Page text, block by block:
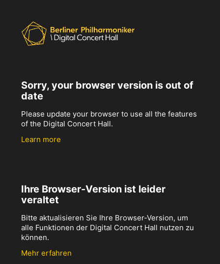
Sorry, your browser version is out of
date
Please update your browser to use all the features
of the Digital Concert Hall.
Learn more
Ihre Browser-Version ist leider
veraltet
Bitte aktualisieren Sie Ihre Browser-Version, um
alle Funktionen der Digital Concert Hall nutzen zu
können.
Mehr erfahren